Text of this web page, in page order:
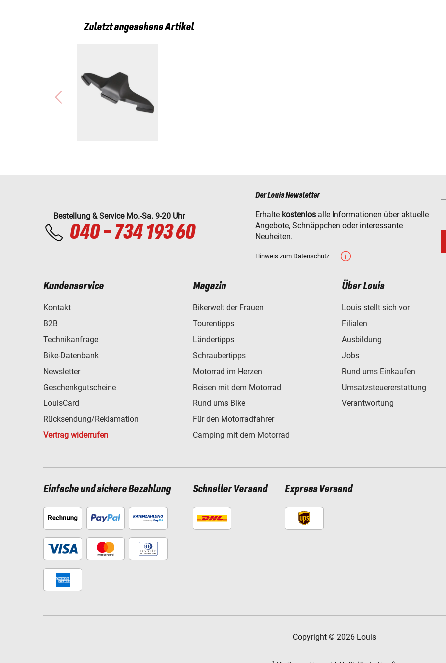
Zuletzt angesehene Artikel
Bestellung & Service Mo.-Sa. 9-20 Uhr
040 - 734 193 60
Der Louis Newsletter
Erhalte kostenlos alle Informationen über aktuelle
Angebote, Schnäppchen oder interessante
Neuheiten.
Hinweis zum Datenschutz
Kundenservice
Kontakt
B2B
Technikanfrage
Bike-Datenbank
Newsletter
Geschenkgutscheine
LouisCard
Rücksendung/Reklamation
Vertrag widerrufen
Magazin
Bikerwelt der Frauen
Tourentipps
Ländertipps
Schraubertipps
Motorrad im Herzen
Reisen mit dem Motorrad
Rund ums Bike
Für den Motorradfahrer
Camping mit dem Motorrad
Über Louis
Louis stellt sich vor
Filialen
Ausbildung
Jobs
Rund ums Einkaufen
Umsatzsteuererstattung
Verantwortung
Einfache und sichere Bezahlung Schneller Versand Express Versand
Copyright © 2026 Louis